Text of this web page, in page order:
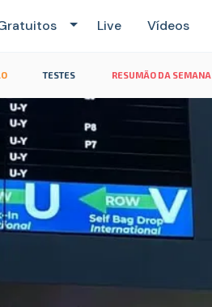
Live Vídeos
TESTES RESUMÃO DA SEMANA